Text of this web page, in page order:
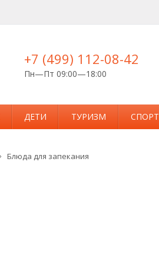
+7 (499) 112-08-42
Пн—Пт 09:00—18:00
ДЕТИ ТУРИЗМ СПОРТ
Блюда для запекания